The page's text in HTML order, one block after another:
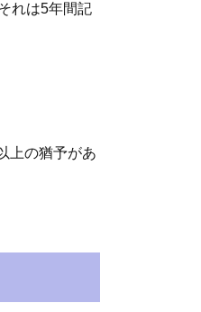
れは5年間記
上の猶予があ